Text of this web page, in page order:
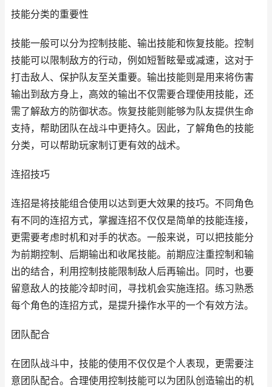
技能分类的重要性
技能一般可以分为控制技能、输出技能和恢复技能。控制
技能可以限制敌方的行动，例如短暂眩晕或减速，这对于
打击敌人、保护队友至关重要。输出技能则是用来将伤害
输出到敌方身上，高效的输出不仅需要合理使用技能，还
需了解敌方的防御状态。恢复技能则能够为队友提供生命
支持，帮助团队在战斗中更持久。因此，了解角色的技能
分类，可以帮助玩家制订更有效的战术。
连招技巧
连招是将技能组合使用以达到更大效果的技巧。不同角色
有不同的连招方式，掌握连招不仅仅是简单的技能连接，
更需要考虑时机和对手的状态。一般来说，可以把技能分
为前期控制、后期输出和收尾技能。前期应注重控制和输
出的结合，利用控制技能限制敌人后再输出。同时，也要
留意敌人的技能冷却时间，寻找机会实施连招。练习熟悉
每个角色的连招方式，是提升操作水平的一个有效方法。
团队配合
在团队战斗中，技能的使用不仅仅是个人表现，更需要注
意团队配合。合理使用控制技能可以为团队创造输出的机